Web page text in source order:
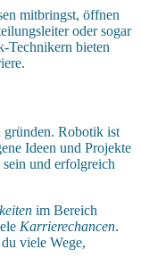
mitbringst, öffnen
oder sogar
Technikern bieten
gründen. Robotik ist
Ideen und Projekte
und erfolgreich
im Bereich
Karrierechancen.
viele Wege,